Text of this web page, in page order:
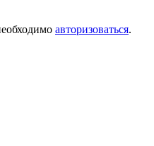
авторизоваться.